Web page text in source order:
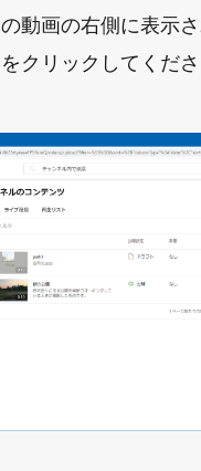
動画の右側に表示
クリックしてくださ